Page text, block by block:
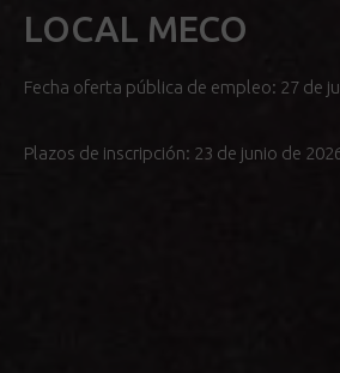
LOCAL MECO
Fecha oferta pública de empleo: 27 de
Plazos de inscripción: 23 de junio de